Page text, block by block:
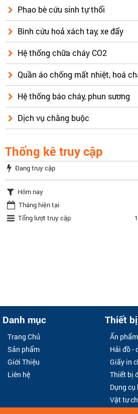
Phao bè cứu sinh tự thổi
Bình cứu hoả xách tay, xe đẩy
Hệ thống chữa cháy CO2
Quần áo chống mất nhiệt, hoá
Hệ thống báo cháy, phun sương
Dịch vụ chằng buộc
Thống kê truy cập
Đang truy cập
Hôm nay
Tháng hiện tại
Tổng lượt truy cập
Danh mục
Trang Chủ
Sản phẩm
Giới Thiệu
Liên hệ
Thiết
Ấn
Hải đồ -
Giấy in
Thiết bị
Dụng cụ
Vật tư